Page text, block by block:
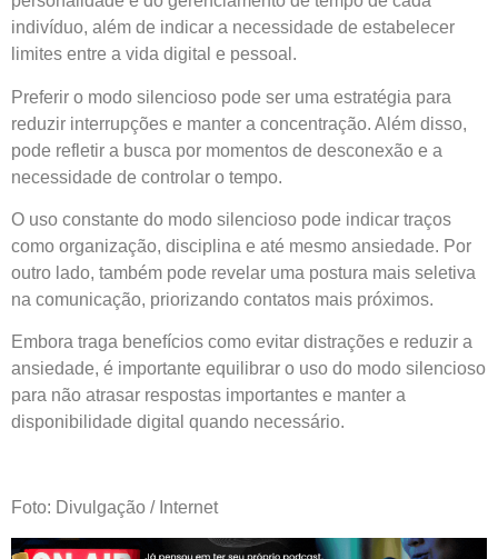
indivíduo, além de indicar a necessidade de estabelecer
limites entre a vida digital e pessoal.
Preferir o modo silencioso pode ser uma estratégia para
reduzir interrupções e manter a concentração. Além disso,
pode refletir a busca por momentos de desconexão e a
necessidade de controlar o tempo.
O uso constante do modo silencioso pode indicar traços
como organização, disciplina e até mesmo ansiedade. Por
outro lado, também pode revelar uma postura mais seletiva
na comunicação, priorizando contatos mais próximos.
Embora traga benefícios como evitar distrações e reduzir a
ansiedade, é importante equilibrar o uso do modo silencioso
para não atrasar respostas importantes e manter a
disponibilidade digital quando necessário.
Foto: Divulgação / Internet